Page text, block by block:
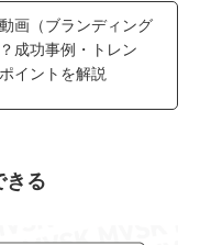
画（ブランディング
成功事例・トレン
イントを解説
きる